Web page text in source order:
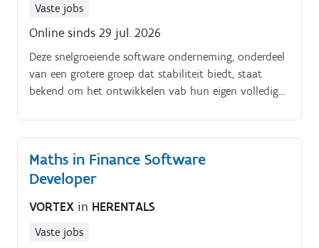
Vaste jobs
Online sinds 29 jul. 2026
Deze snelgroeiende software onderneming, onderdeel
van een grotere groep dat stabiliteit biedt, staat
bekend om het ontwikkelen vab hun eigen volledig
positionering in de markt. Dit is een onderneming
waar je veel autonomie krijgt in een dynamische en
warme werkomgeving, met ruimte voor coaching,
kennisdeling, en opleidingen.
Maths in Finance Software
Developer
VORTEX in HERENTALS
Vaste jobs